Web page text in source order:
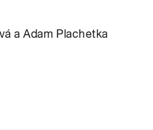
a Adam Plachetka